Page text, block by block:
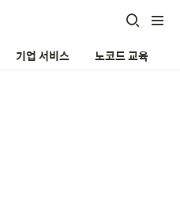
기업 서비스 노코드 교육